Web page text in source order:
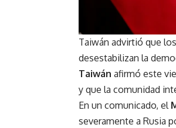
Taiwán advirtió que
desestabilizan la
Taiwán afirmó este
y que la comunidad
En un comunicado, el
severamente a Rusia